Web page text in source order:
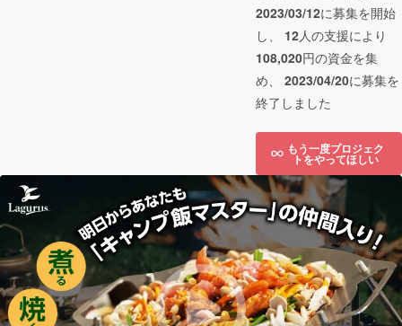
2023/03/12に募集を開始
し、 12人の支援により
108,020円の資金を集
め、 2023/04/20に募集を
終了しました
もう一度プロジェク
トをやってほしい